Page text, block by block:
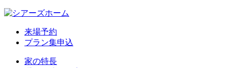
来場予約
プラン集申込
家の特長